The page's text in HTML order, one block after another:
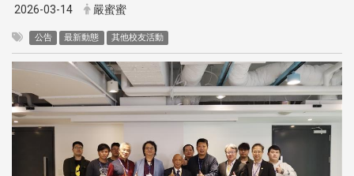
2026-03-14 嚴蜜蜜
公告 最新動態 其他校友活動